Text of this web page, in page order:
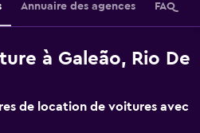
Annuaire des agences FAQ
à Galeão, Rio De
de location de voitures avec